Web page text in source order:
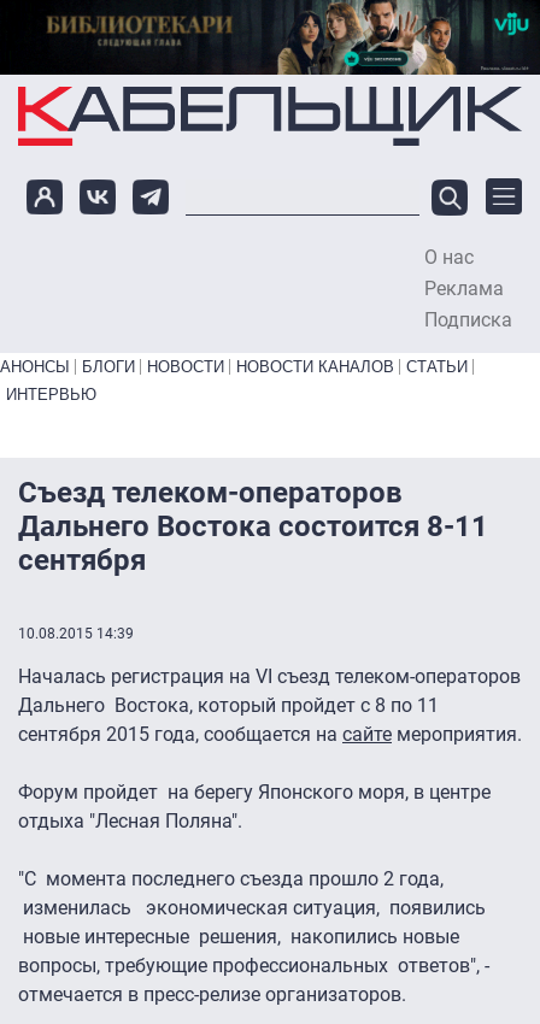
Перейти к основному содержанию
О нас
Реклама
Подписка
Primary links bottom
АНОНСЫ БЛОГИ НОВОСТИ НОВОСТИ КАНАЛОВ
СТАТЬИ
ИНТЕРВЬЮ
Съезд телеком-операторов
Дальнего Востока состоится 8-11
сентября
10.08.2015 14:39
Началась регистрация на VI съезд телеком-операторов
Дальнего Востока, который пройдет с 8 по 11
сентября 2015 года, сообщается на сайте мероприятия.
Форум пройдет на берегу Японского моря, в центре
отдыха "Лесная Поляна".
"С момента последнего съезда прошло 2 года,
изменилась экономическая ситуация, появились
новые интересные решения, накопились новые
вопросы, требующие профессиональных ответов", -
отмечается в пресс-релизе организаторов.